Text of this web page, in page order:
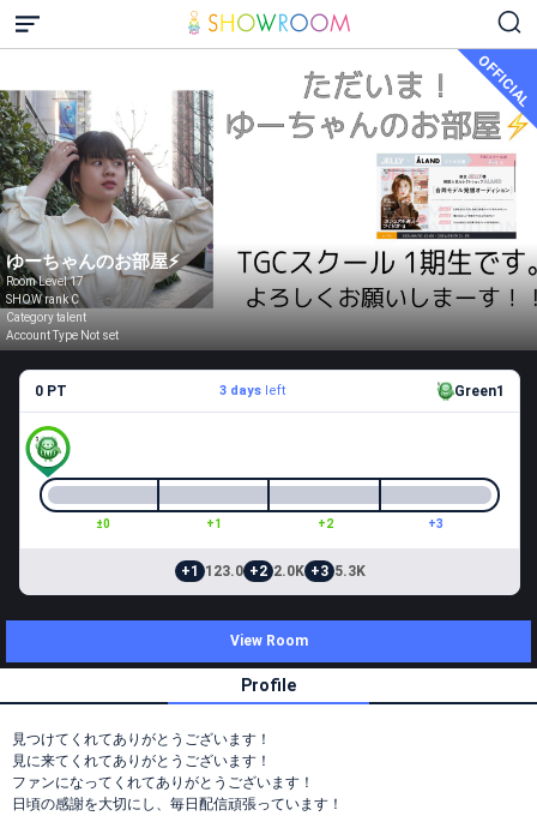
OFFICIAL
ゆーちゃんのお部屋⚡
Room Level 17
SHOW rank C
Category talent
Account Type Not set
0 PT 3 daysleft Green1
±0 +1 +2 +3
+1 123.0 +2 2.0K +3 5.3K
View Room
Profile
見つけてくれてありがとうございます！
見に来てくれてありがとうございます！
ファンになってくれてありがとうございます！
日頃の感謝を大切にし、毎日配信頑張っています！